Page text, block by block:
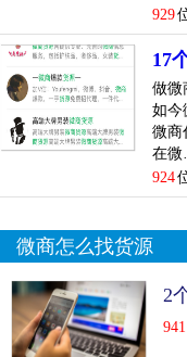
代理怎
微商一手货源号真
真能赚钱的
微商不要做成杂货店
微商从哪里找货源才好
建议考虑有市场前景
体现才知道真假。
929
17
做微
如今
微商
在微
924
微商怎么找货源
2
941